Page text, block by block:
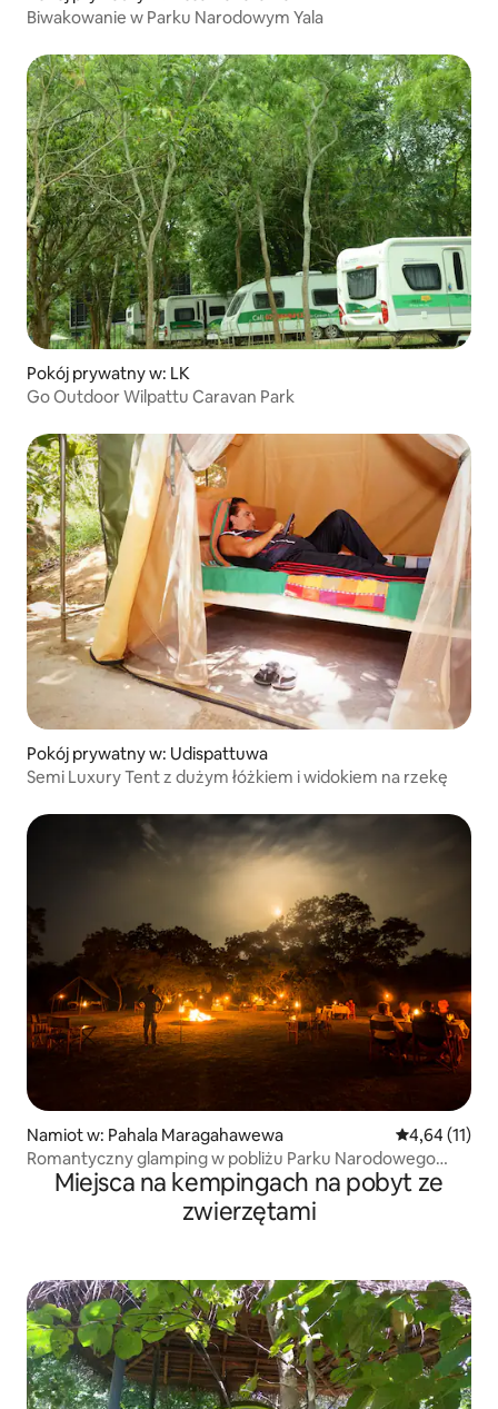
Biwakowanie w Parku Narodowym Yala
Pokój prywatny w: LK
Go Outdoor Wilpattu Caravan Park
Pokój prywatny w: Udispattuwa
Semi Luxury Tent z dużym łóżkiem i widokiem na rzekę
Namiot w: Pahala Maragahawewa Średnia
4,64 (11)
Romantyczny glamping w pobliżu Parku Narodowego
Wilpattu
Miejsca na kempingach na pobyt ze
zwierzętami